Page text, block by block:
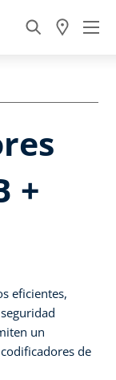
+
eficientes,
un
de